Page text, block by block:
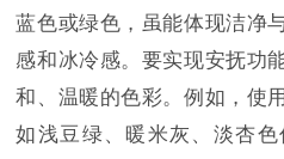
蓝色或绿色，虽能体现洁净
感和冰冷感。要实现安抚功
和、温暖的色彩。例如，使
如浅豆绿、暖米灰、淡杏